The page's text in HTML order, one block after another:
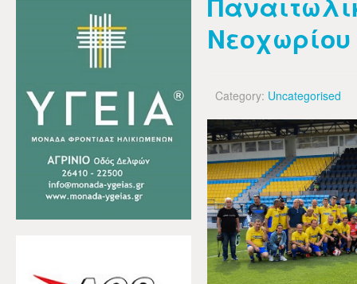
Νεοχωρίου
Category: Uncategorised